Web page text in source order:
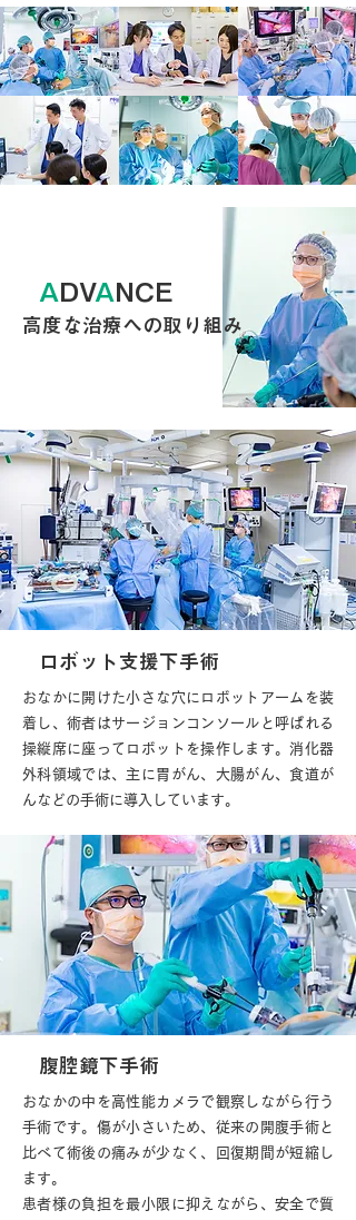
ADVANCE
高度な治療への取り組み
ロボット支援下手術
おなかに開けた小さな穴にロボットアームを装
着し、術者はサージョンコンソールと呼ばれる
操縦席に座ってロボットを操作します。消化器
外科領域では、主に胃がん、大腸がん、食道が
んなどの手術に導入しています。
腹腔鏡下手術
おなかの中を高性能カメラで観察しながら行う
手術です。傷が小さいため、従来の開腹手術と
比べて術後の痛みが少なく、回復期間が短縮し
ます。
患者様の負担を最小限に抑えながら、安全で質